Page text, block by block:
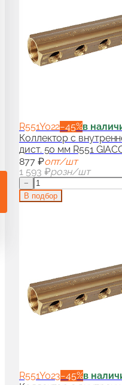
R551Y022−45%в
Коллектор с
дист. 50 мм R551
877 ₽опт/шт
1 593 ₽розн/шт
−
В подбор
R551Y023−45%в
гарнитуры для радиаторов
для дизайн-радиаторов